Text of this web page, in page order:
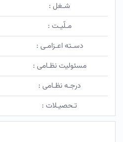
شـغل :
مـلّیـت :
دسـته اعـزامـی :
مسئولیت نظـامی :
درجـه نظـامی :
تـحصیـلات :